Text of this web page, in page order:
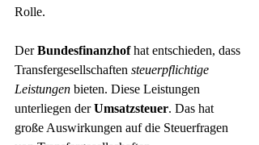
Rolle.
Der Bundesfinanzhof hat entschieden, dass
Transfergesellschaften steuerpflichtige
Leistungen bieten. Diese Leistungen
unterliegen der Umsatzsteuer. Das hat
große Auswirkungen auf die Steuerfragen